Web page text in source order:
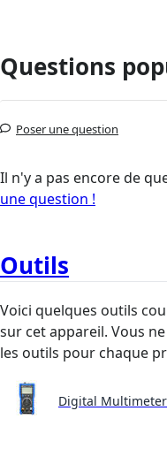
Questions
Poser une question
Il n'y a pas encore de
une question !
Outils
Voici quelques outils
sur cet appareil. Vous
les outils pour chaque
Digital Multimeter